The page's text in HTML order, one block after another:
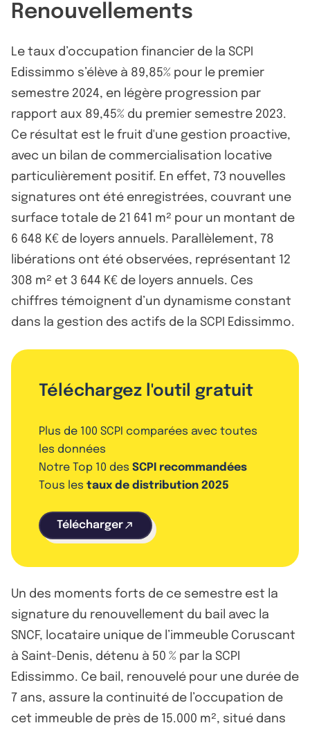
Renouvellements
Le taux d’occupation financier de la SCPI
Edissimmo s’élève à 89,85% pour le premier
semestre 2024, en légère progression par
rapport aux 89,45% du premier semestre 2023.
Ce résultat est le fruit d'une gestion proactive,
avec un bilan de commercialisation locative
particulièrement positif. En effet, 73 nouvelles
signatures ont été enregistrées, couvrant une
surface totale de 21 641 m² pour un montant de
6 648 K€ de loyers annuels. Parallèlement, 78
libérations ont été observées, représentant 12
308 m² et 3 644 K€ de loyers annuels. Ces
chiffres témoignent d’un dynamisme constant
dans la gestion des actifs de la SCPI Edissimmo.
Téléchargez l'outil gratuit
Plus de 100 SCPI comparées avec toutes
les données
Notre Top 10 des SCPI recommandées
Tous les taux de distribution 2025
Télécharger
Un des moments forts de ce semestre est la
signature du renouvellement du bail avec la
SNCF, locataire unique de l’immeuble Coruscant
à Saint-Denis, détenu à 50 % par la SCPI
Edissimmo. Ce bail, renouvelé pour une durée de
7 ans, assure la continuité de l’occupation de
cet immeuble de près de 15.000 m², situé dans